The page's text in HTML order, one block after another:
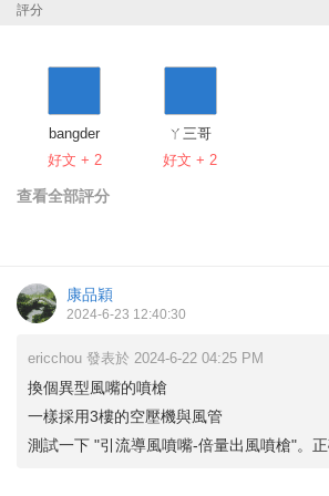
評分
bangder
好文 + 2
ㄚ三哥
好文 + 2
查看全部評分
康品穎
2024-6-23 12:40:30
ericchou 發表於 2024-6-22 04:25 PM
換個異型風嘴的噴槍
一樣採用3樓的空壓機與風管
測試一下 "引流導風噴嘴-倍量出風噴槍"。